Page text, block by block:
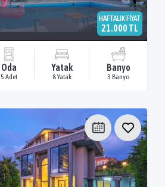
HAFTALIK FİYAT
21.000 TL
Oda
5 Adet
Yatak
8 Yatak
Banyo
3 Banyo